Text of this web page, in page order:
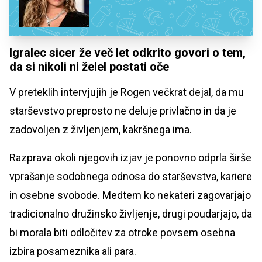
Igralec sicer že več let odkrito govori o tem,
da si nikoli ni želel postati oče
V preteklih intervjujih je Rogen večkrat dejal, da mu
starševstvo preprosto ne deluje privlačno in da je
zadovoljen z življenjem, kakršnega ima.
Razprava okoli njegovih izjav je ponovno odprla širše
vprašanje sodobnega odnosa do starševstva, kariere
in osebne svobode. Medtem ko nekateri zagovarjajo
tradicionalno družinsko življenje, drugi poudarjajo, da
bi morala biti odločitev za otroke povsem osebna
izbira posameznika ali para.